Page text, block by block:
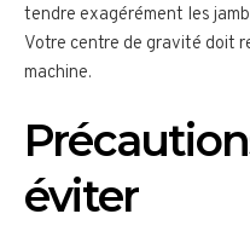
tendre exagérément les
Votre centre de gravité doit
machine.
éviter